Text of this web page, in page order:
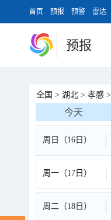
首页 预报 预警 雷达
预报
全国 > 湖北 > 孝感 >
今天
周日（16日）
周一（17日）
周二（18日）